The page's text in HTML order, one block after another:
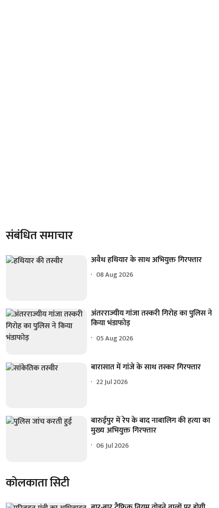
संबंधित समाचार
अवैध हथियार के साथ अभियुक्त गिरफ्तार
08 Aug 2026
अंतरराज्यीय गांजा तस्करी गिरोह का पुलिस ने
किया भंडाफोड़
05 Aug 2026
बारासात में गांजे के साथ तस्कर गिरफ्तार
22 Jul 2026
बारुईपुर में रेप के बाद नाबालिग की हत्या का
मुख्य अभियुक्त गिरफ्तार
06 Jul 2026
कोलकाता सिटी